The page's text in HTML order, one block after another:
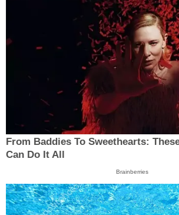
From Baddies To Sweethearts:
Can Do It All
Brainberries